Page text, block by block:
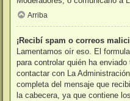
Arriba
¡Recibí spam o correos
Lamentamos oír eso. El
para controlar quién ha
contactar con La
completa del mensaje que
la cabecera, ya que contiene